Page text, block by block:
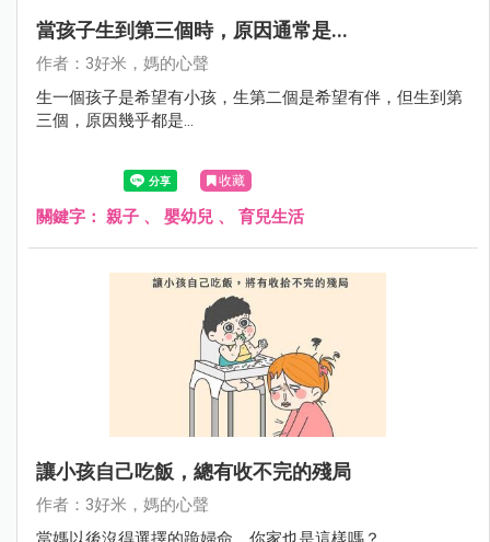
當孩子生到第三個時，原因通常是...
作者：3好米，媽的心聲
生一個孩子是希望有小孩，生第二個是希望有伴，但生到第
三個，原因幾乎都是...
收藏
關鍵字： 親子 、 嬰幼兒 、 育兒生活
讓小孩自己吃飯，總有收不完的殘局
作者：3好米，媽的心聲